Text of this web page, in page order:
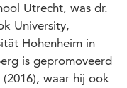
Utrecht, was dr.
University,
Hohenheim in
is gepromoveerd
waar hij ook